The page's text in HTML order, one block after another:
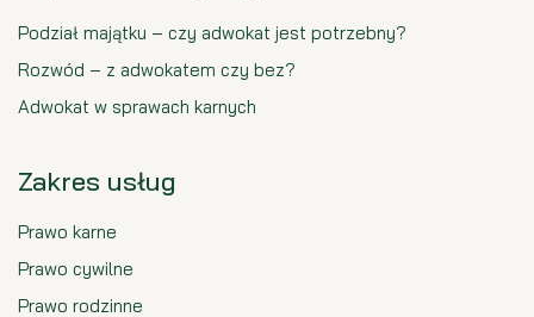
Podział majątku – czy adwokat jest potrzebny?
Rozwód – z adwokatem czy bez?
Adwokat w sprawach karnych
Zakres usług
Prawo karne
Prawo cywilne
Prawo rodzinne